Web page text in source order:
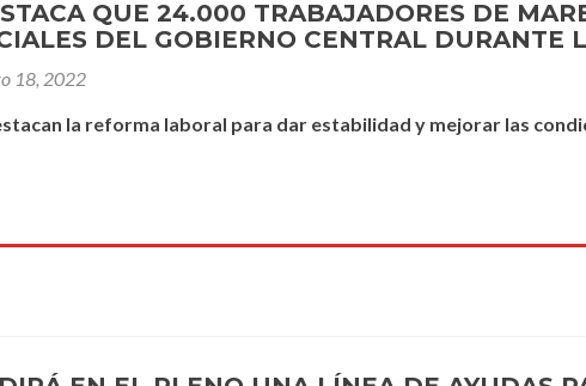
QUE 24.000 TRABAJADORES DE
DEL GOBIERNO CENTRAL DURANTE
18, 2022
la reforma laboral para dar estabilidad y mejorar las